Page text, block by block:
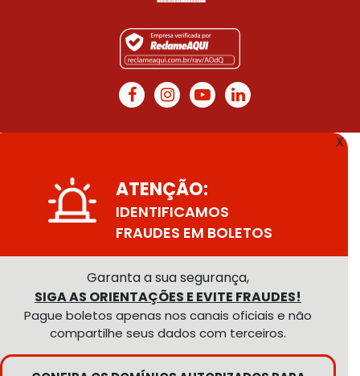
X
ATENÇÃO:
IDENTIFICAMOS
FRAUDES EM BOLETOS
Garanta a sua segurança,
SIGA AS ORIENTAÇÕES E EVITE FRAUDES!
Pague boletos apenas nos canais oficiais e não
compartilhe seus dados com terceiros.